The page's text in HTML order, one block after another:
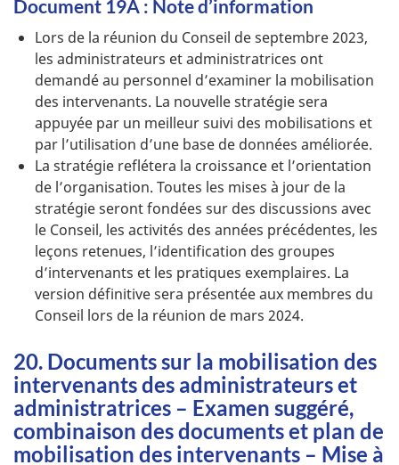
Document 19A : Note d’information
Lors de la réunion du Conseil de septembre 2023,
les administrateurs et administratrices ont
demandé au personnel d’examiner la mobilisation
des intervenants. La nouvelle stratégie sera
appuyée par un meilleur suivi des mobilisations et
par l’utilisation d’une base de données améliorée.
La stratégie reflétera la croissance et l’orientation
de l’organisation. Toutes les mises à jour de la
stratégie seront fondées sur des discussions avec
le Conseil, les activités des années précédentes, les
leçons retenues, l’identification des groupes
d’intervenants et les pratiques exemplaires. La
version définitive sera présentée aux membres du
Conseil lors de la réunion de mars 2024.
20. Documents sur la mobilisation des
intervenants des administrateurs et
administratrices – Examen suggéré,
combinaison des documents et plan de
mobilisation des intervenants – Mise à